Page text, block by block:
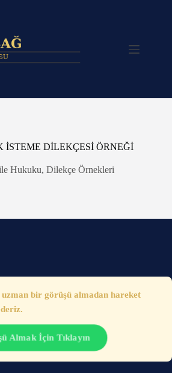
DİLEKÇESİ ÖRNEĞİ
Hukuku, Dilekçe Örnekleri
bir görüşü almadan hareket
Almak İçin Tıklayın